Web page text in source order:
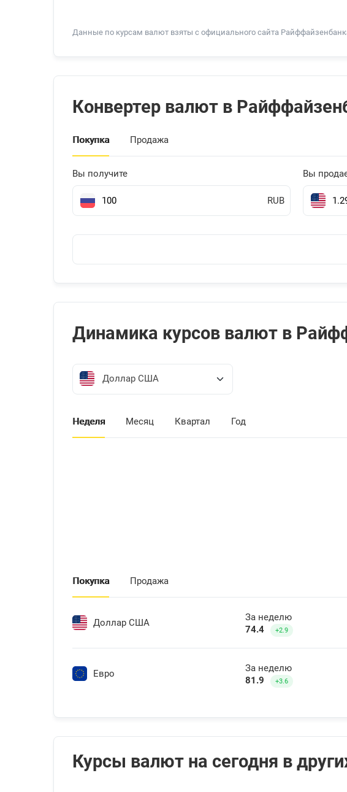
Данные по курсам валют взяты с официального сайта
Конвертер валют в
Покупка Продажа
Вы получите
RUB
Вы
Динамика курсов валют в
Доллар США
Неделя Месяц Квартал Год
Покупка Продажа
Доллар США
За неделю
74.4
+2.9
Евро
За неделю
81.9
+3.6
Курсы валют на сегодня в